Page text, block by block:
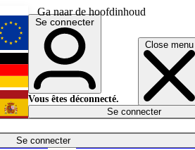
Ga naar de hoofdinhoud
Close menu
Se connecter
Économie
English
Deutsch
Español
Se connecter
Vous êtes déconnecté.
Se connecter